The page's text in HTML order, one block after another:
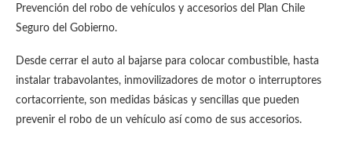
Prevención del robo de vehículos y accesorios del Plan Chile
Seguro del Gobierno.
Desde cerrar el auto al bajarse para colocar combustible, hasta
instalar trabavolantes, inmovilizadores de motor o interruptores
cortacorriente, son medidas básicas y sencillas que pueden
prevenir el robo de un vehículo así como de sus accesorios.